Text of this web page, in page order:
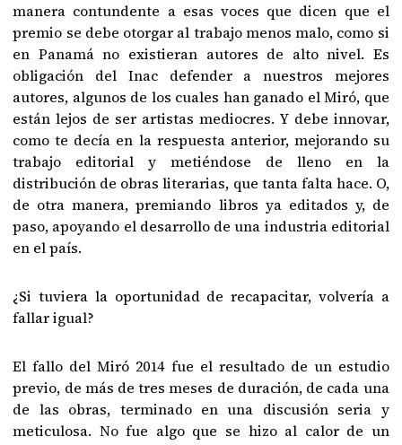
manera contundente a esas voces que dicen que el
premio se debe otorgar al trabajo menos malo, como si
en Panamá no existieran autores de alto nivel. Es
obligación del Inac defender a nuestros mejores
autores, algunos de los cuales han ganado el Miró, que
están lejos de ser artistas mediocres. Y debe innovar,
como te decía en la respuesta anterior, mejorando su
trabajo editorial y metiéndose de lleno en la
distribución de obras literarias, que tanta falta hace. O,
de otra manera, premiando libros ya editados y, de
paso, apoyando el desarrollo de una industria editorial
en el país.
¿Si tuviera la oportunidad de recapacitar, volvería a
fallar igual?
El fallo del Miró 2014 fue el resultado de un estudio
previo, de más de tres meses de duración, de cada una
de las obras, terminado en una discusión seria y
meticulosa. No fue algo que se hizo al calor de un